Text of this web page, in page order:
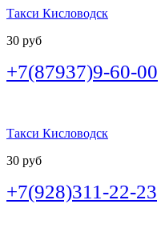
Такси Кисловодск
30 руб
+7(87937)9-60-00
Такси Кисловодск
30 руб
+7(928)311-22-23